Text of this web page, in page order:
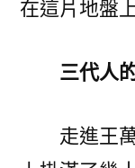
在這片地盤
三代人
走進王